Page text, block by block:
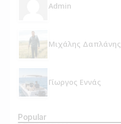
Admin
Μιχάλης Δαπλάνης
Γίωργος Εννάς
Popular